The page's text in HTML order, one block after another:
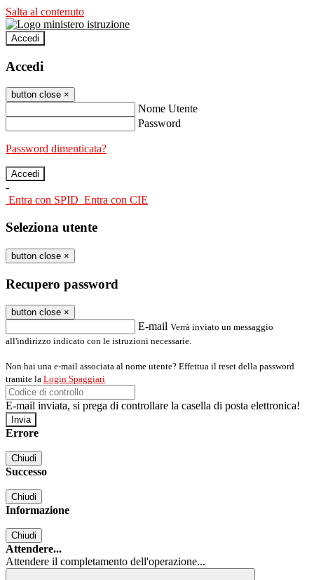
Salta al contenuto
Accedi
Accedi
button close ×
Nome Utente
Password
Password dimenticata?
-
Entra con SPID Entra con CIE
Seleziona utente
button close ×
Recupero password
button close ×
E-mail Verrà inviato un messaggio
all'indirizzo indicato con le istruzioni necessarie.
Non hai una e-mail associata al nome utente? Effettua il reset della password
tramite la Login Spaggiari
E-mail inviata, si prega di controllare la casella di posta elettronica!
Errore
Chiudi
Successo
Chiudi
Informazione
Chiudi
Attendere...
Attendere il completamento dell'operazione...